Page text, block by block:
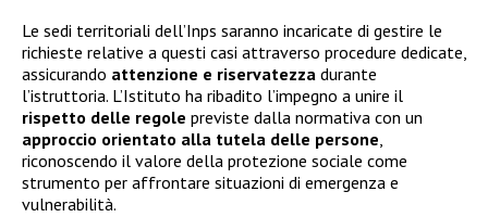
Le sedi territoriali dell’Inps saranno incaricate di gestire le
richieste relative a questi casi attraverso procedure dedicate,
assicurando attenzione e riservatezza durante
l’istruttoria. L’Istituto ha ribadito l’impegno a unire il
rispetto delle regole previste dalla normativa con un
approccio orientato alla tutela delle persone,
riconoscendo il valore della protezione sociale come
strumento per affrontare situazioni di emergenza e
vulnerabilità.